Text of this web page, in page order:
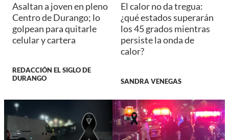
Asaltan a joven en pleno
Centro de Durango; lo
golpean para quitarle
celular y cartera
REDACCIÓN EL SIGLO DE
DURANGO
El calor no da tregua:
¿qué estados superarán
los 45 grados mientras
persiste la onda de
calor?
SANDRA VENEGAS